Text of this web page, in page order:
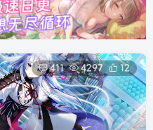
411 4297 12